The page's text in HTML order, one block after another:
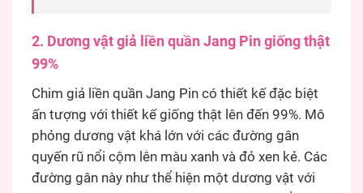
2. Dương vật giả liền quần Jang Pin giống thật
99%
Chim giả liền quần Jang Pin có thiết kế đặc biệt
ấn tượng với thiết kế giống thật lên đến 99%. Mô
phỏng dương vật khá lớn với các đường gân
quyến rũ nổi cộm lên màu xanh và đỏ xen kẻ. Các
đường gân này như thể hiện một dương vật với